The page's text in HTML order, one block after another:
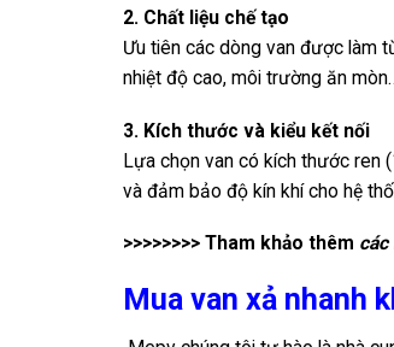
2. Chất liệu chế tạo
Ưu tiên các dòng van được làm
nhiệt độ cao, môi trường ăn
3. Kích thước và kiểu kết nối
Lựa chọn van có kích thước ren
và đảm bảo độ kín khí cho hệ
>>>>>>>> Tham khảo thêm các
Mua van xả nhanh